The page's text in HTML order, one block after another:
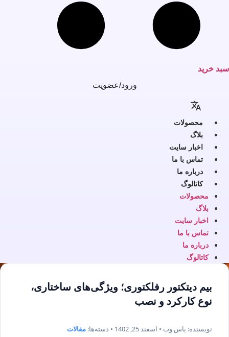
خرید
ورود/عضویت
محصولات
بلاگ
اخبار سایت
تماس با ما
درباره ما
کاتالوگ
محصولات
بلاگ
اخبار سایت
تماس با ما
درباره ما
کاتالوگ
بیم دیتکتور رفلکتوری؛ ویژگی‌های ساختاری،
نوع کارکرد و نصب
نویسنده: یاس وب • اسفند 25, 1402 • دسته‌ها: مقالات